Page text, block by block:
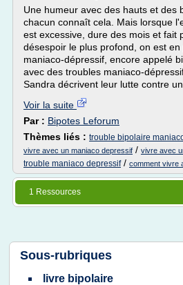
Une humeur avec des hauts et des
chacun connaît cela. Mais lorsque
est excessive, dure des mois et fait
désespoir le plus profond, on est
maniaco-dépressif, encore appelé
avec des troubles maniaco-
Sandra décrivent leur lutte contre
Voir la suite
Par : Bipotes Leforum
Thèmes liés : trouble bipolaire
vivre avec un maniaco depressif / vivre avec
trouble maniaco depressif/ comment vivre
1 Ressources
Sous-rubriques
livre bipolaire